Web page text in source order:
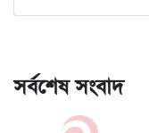
সর্বশেষ সংবাদ